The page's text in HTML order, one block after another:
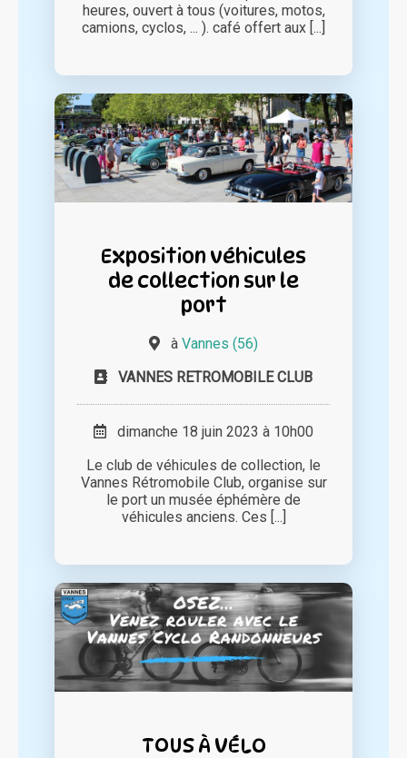
heures, ouvert à tous (voitures, motos,
camions, cyclos, ... ). café offert aux [...]
Exposition véhicules
de collection sur le
port
à Vannes (56)
VANNES RETROMOBILE CLUB
dimanche 18 juin 2023 à 10h00
Le club de véhicules de collection, le
Vannes Rétromobile Club, organise sur
le port un musée éphémère de
véhicules anciens. Ces [...]
TOUS À VÉLO